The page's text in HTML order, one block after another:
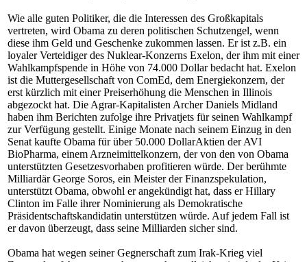
Wie alle guten Politiker, die die Interessen des Großkapitals
vertreten, wird Obama zu deren politischen Schutzengel, wenn
diese ihm Geld und Geschenke zukommen lassen. Er ist z.B. ein
loyaler Verteidiger des Nuklear-Konzerns Exelon, der ihm mit einer
Wahlkampfspende in Höhe von 74.000 Dollar bedacht hat. Exelon
ist die Muttergesellschaft von ComEd, dem Energiekonzern, der
erst kürzlich mit einer Preiserhöhung die Menschen in Illinois
abgezockt hat. Die Agrar-Kapitalisten Archer Daniels Midland
haben ihm Berichten zufolge ihre Privatjets für seinen Wahlkampf
zur Verfügung gestellt. Einige Monate nach seinem Einzug in den
Senat kaufte Obama für über 50.000 DollarAktien der AVI
BioPharma, einem Arzneimittelkonzern, der von den von Obama
unterstützten Gesetzesvorhaben profitieren würde. Der berühmte
Milliardär George Soros, ein Meister der Finanzspekulation,
unterstützt Obama, obwohl er angekündigt hat, dass er Hillary
Clinton im Falle ihrer Nominierung als Demokratische
Präsidentschaftskandidatin unterstützen würde. Auf jedem Fall ist
er davon überzeugt, dass seine Milliarden sicher sind.
Obama hat wegen seiner Gegnerschaft zum Irak-Krieg viel